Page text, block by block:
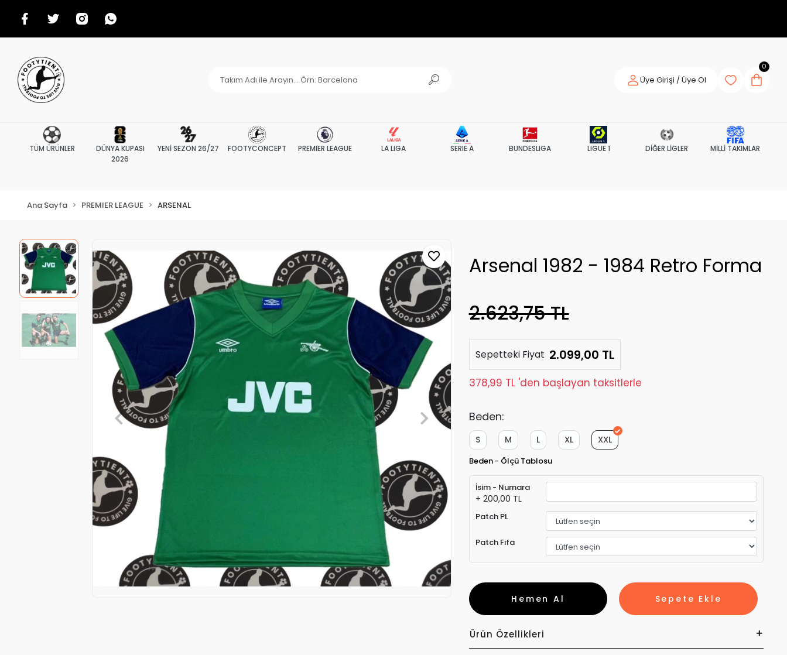
Üye Girişi / Üye Ol
0
TÜM ÜRÜNLER
DÜNYA KUPASI
2026
YENİ SEZON 26/27 FOOTYCONCEPT PREMIER LEAGUE LA LIGA SERIE A BUNDESLIGA LIGUE 1 DİĞER LİGLER MİLLİ TAKIMLAR
Ana Sayfa PREMIER LEAGUE ARSENAL
Arsenal 1982 - 1984 Retro Forma
2.623,75 TL
Sepetteki Fiyat 2.099,00 TL
378,99 TL 'den başlayan taksitlerle
Beden:
XXL
XL
L
M
S
Beden - Ölçü Tablosu
İsim - Numara
+ 200,00 TL
Patch PL
Patch Fifa
Sepete Ekle
Hemen Al
Ürün Özellikleri